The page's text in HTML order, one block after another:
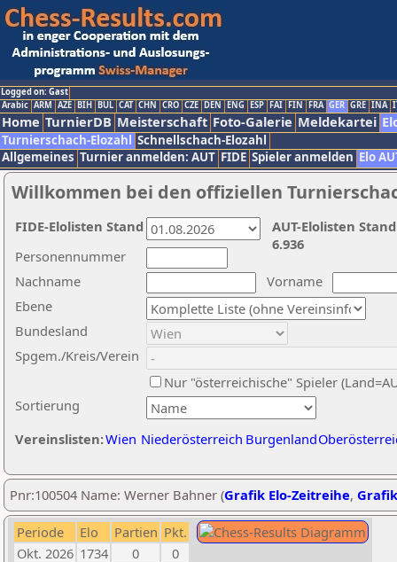
Logged on: Gast
Arabic ARM AZE BIH BUL CAT CHN CRO CZE DEN ENG ESP FAI FIN FRA GER GRE INA
Home TurnierDB Meisterschaft Foto-Galerie Meldekartei
Turnierschach-Elozahl Schnellschach-Elozahl
Allgemeines Turnier anmelden: AUT FIDE Spieler anmelden Elo
Willkommen bei den offiziellen
Nachname
Vorname
Ebene
Sortierung
Personennummer
Bundesland
Spgem./Kreis/Verein
Nur "österreichische" Spieler
Vereinslisten:Wien Niederösterreich Burgenland
AUT-Elolisten
6.936
FIDE-Elolisten Stand
Pnr:100504 Name: Werner Bahner (Grafik Elo-Zeitreihe,
Periode Elo Partien Pkt.
Okt. 2026 1734 0
0